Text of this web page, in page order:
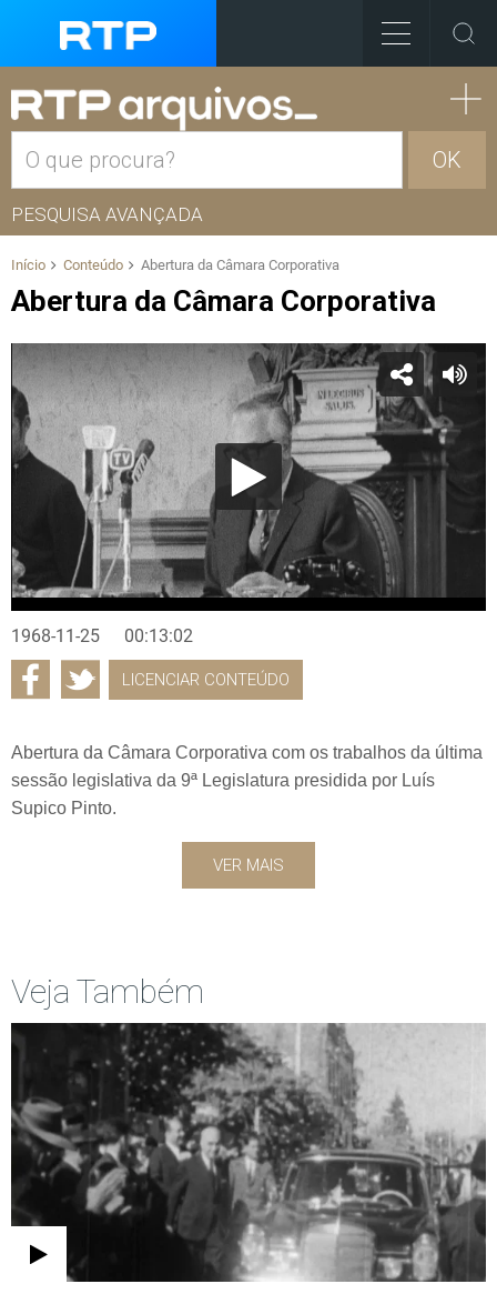
OK
PESQUISA AVANÇADA
Início Conteúdo Abertura da Câmara Corporativa
Abertura da Câmara Corporativa
1968-11-25 00:13:02
LICENCIAR CONTEÚDO
Abertura da Câmara Corporativa com os trabalhos da última
sessão legislativa da 9ª Legislatura presidida por Luís
Supico Pinto.
VER MAIS
Veja Também